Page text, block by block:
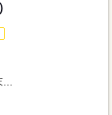
...